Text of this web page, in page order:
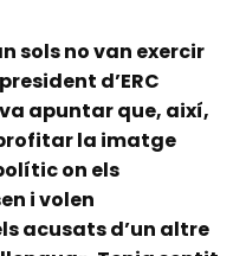
sols no van exercir
d’ERC
apuntar que, així,
la imatge
on els
i volen
acusats d’un altre